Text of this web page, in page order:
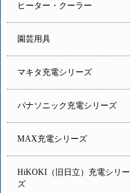
ヒーター・クーラー
園芸用具
マキタ充電シリーズ
パナソニック充電シリーズ
MAX充電シリーズ
HiKOKI（旧日立）充電シリー
ズ